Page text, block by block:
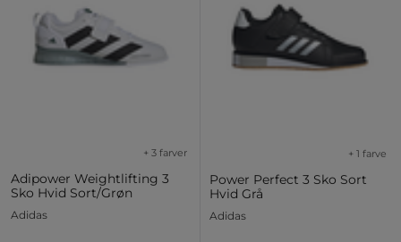
Adipower Weightlifting 3
Sko Hvid Sort/Grøn
+ 3 farver
Adidas
Power Perfect 3 Sko Sort
Hvid Grå
+ 1 farve
Adidas